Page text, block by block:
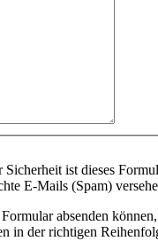
ist dieses
E-Mails (Spam)
absenden
in der richtigen